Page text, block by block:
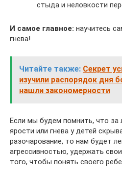
стыда и неловкости
И самое главное: научитесь
гнева!
Читайте также: Секрет
изучили распорядок дня
нашли закономерности
Если мы будем помнить, что
ярости или гнева у детей
разочарование, то нам будет
агрессивностью, удержать
того, чтобы понять своего